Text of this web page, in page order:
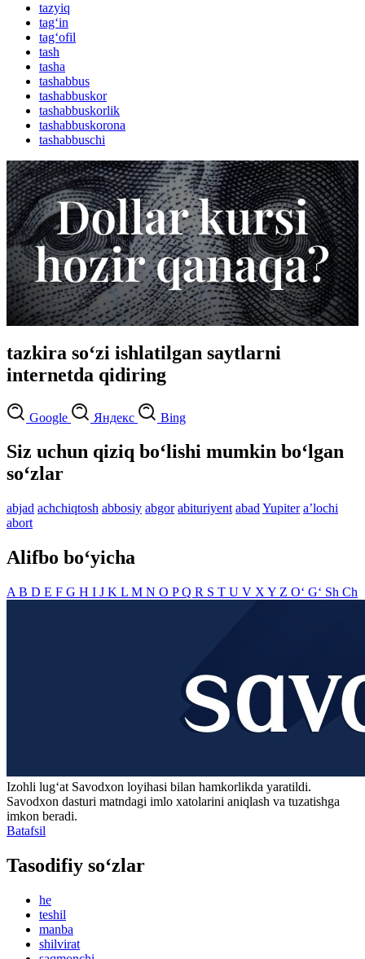
tazyiq
tag‘in
tag‘ofil
tash
tasha
tashabbus
tashabbuskor
tashabbuskorlik
tashabbuskorona
tashabbuschi
tazkira so‘zi ishlatilgan saytlarni
internetda qidiring
Google Яндекс Bing
Siz uchun qiziq bo‘lishi mumkin bo‘lgan
so‘zlar
abjad achchiqtosh abbosiy abgor abituriyent abad Yupiter aʼlochi
abort
Alifbo bo‘yicha
A B D E F G H I J K L M N O PQ R S T U V X Y Z O‘ G‘ Sh Ch
Izohli lugʻat Savodxon loyihasi bilan hamkorlikda yaratildi.
Savodxon dasturi matndagi imlo xatolarini aniqlash va tuzatishga
imkon beradi.
Batafsil
Tasodifiy so‘zlar
he
teshil
manba
shilvirat